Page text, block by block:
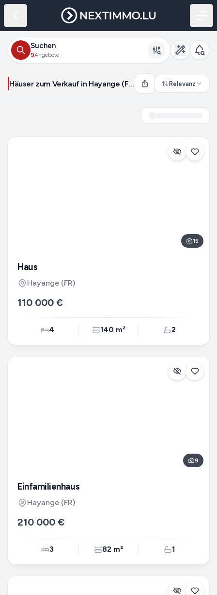
Suchen
9Angebote
Häuser zum Verkauf in Hayange (Frankreich) Relevanz
15
Haus
Hayange (FR)
110 000 €
4 140 m² 2
9
Einfamilienhaus
Hayange (FR)
210 000 €
3 82 m² 1